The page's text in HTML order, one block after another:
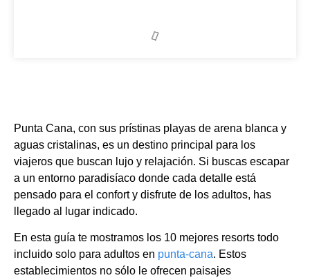
Punta Cana, con sus prístinas playas de arena blanca y
aguas cristalinas, es un destino principal para los
viajeros que buscan lujo y relajación. Si buscas escapar
a un entorno paradisíaco donde cada detalle está
pensado para el confort y disfrute de los adultos, has
llegado al lugar indicado.
En esta guía te mostramos los 10 mejores resorts todo
incluido solo para adultos en punta-cana. Estos
establecimientos no sólo le ofrecen paisajes